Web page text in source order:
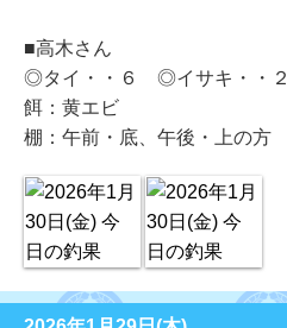
■高木さん
◎タイ・・６ ◎イサキ・・２
餌：黄エビ
棚：午前・底、午後・上の方